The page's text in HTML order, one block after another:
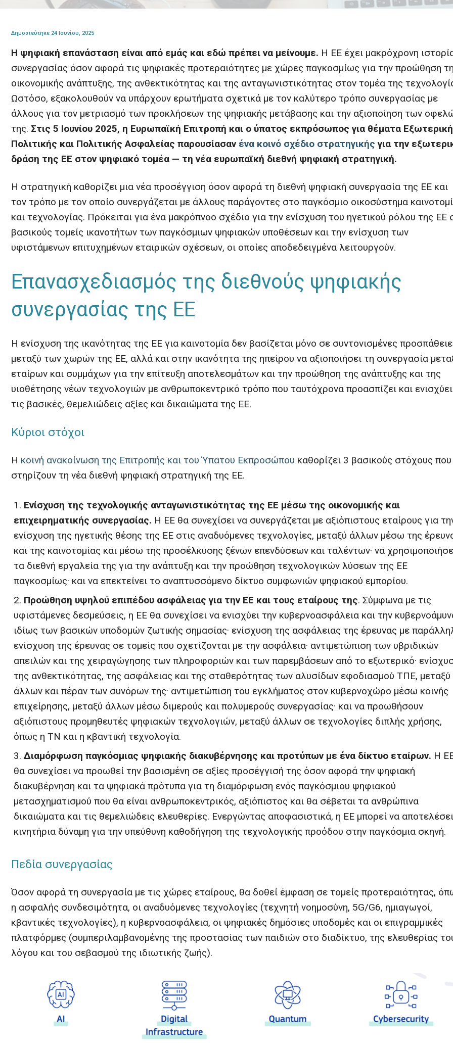
Δημοσιεύτηκε 24 Ιουνίου, 2025
Η ψηφιακή επανάσταση είναι από εμάς και εδώ πρέπει να μείνουμε. Η ΕΕ έχει μακρόχρονη
συνεργασίας όσον αφορά τις ψηφιακές προτεραιότητες με χώρες παγκοσμίως για την προώθηση
οικονομικής ανάπτυξης, της ανθεκτικότητας και της ανταγωνιστικότητας στον τομέα της
Ωστόσο, εξακολουθούν να υπάρχουν ερωτήματα σχετικά με τον καλύτερο τρόπο συνεργασίας με
άλλους για τον μετριασμό των προκλήσεων της ψηφιακής μετάβασης και την αξιοποίηση των
της. Στις 5 Ιουνίου 2025, η Ευρωπαϊκή Επιτροπή και ο ύπατος εκπρόσωπος για θέματα
Πολιτικής και Πολιτικής Ασφαλείας παρουσίασαν ένα κοινό σχέδιο στρατηγικής για την
δράση της ΕΕ στον ψηφιακό τομέα — τη νέα ευρωπαϊκή διεθνή ψηφιακή στρατηγική.
Η στρατηγική καθορίζει μια νέα προσέγγιση όσον αφορά τη διεθνή ψηφιακή συνεργασία της ΕΕ και
τον τρόπο με τον οποίο συνεργάζεται με άλλους παράγοντες στο παγκόσμιο οικοσύστημα
και τεχνολογίας. Πρόκειται για ένα μακρόπνοο σχέδιο για την ενίσχυση του ηγετικού ρόλου της ΕΕ
βασικούς τομείς ικανοτήτων των παγκόσμιων ψηφιακών υποθέσεων και την ενίσχυση των
υφιστάμενων επιτυχημένων εταιρικών σχέσεων, οι οποίες αποδεδειγμένα λειτουργούν.
Επανασχεδιασμός της διεθνούς ψηφιακής
συνεργασίας της ΕΕ
Η ενίσχυση της ικανότητας της ΕΕ για καινοτομία δεν βασίζεται μόνο σε συντονισμένες
μεταξύ των χωρών της ΕΕ, αλλά και στην ικανότητα της ηπείρου να αξιοποιήσει τη συνεργασία
εταίρων και συμμάχων για την επίτευξη αποτελεσμάτων και την προώθηση της ανάπτυξης και της
υιοθέτησης νέων τεχνολογιών με ανθρωποκεντρικό τρόπο που ταυτόχρονα προασπίζει και ενισχύει
τις βασικές, θεμελιώδεις αξίες και δικαιώματα της ΕΕ.
Κύριοι στόχοι
Η κοινή ανακοίνωση της Επιτροπής και του Ύπατου Εκπροσώπου καθορίζει 3 βασικούς στόχους που
στηρίζουν τη νέα διεθνή ψηφιακή στρατηγική της ΕΕ.
Ενίσχυση της τεχνολογικής ανταγωνιστικότητας της ΕΕ μέσω της οικονομικής και
επιχειρηματικής συνεργασίας. Η ΕΕ θα συνεχίσει να συνεργάζεται με αξιόπιστους εταίρους για
ενίσχυση της ηγετικής θέσης της ΕΕ στις αναδυόμενες τεχνολογίες, μεταξύ άλλων μέσω της
και της καινοτομίας και μέσω της προσέλκυσης ξένων επενδύσεων και ταλέντων· να
τα διεθνή εργαλεία της για την ανάπτυξη και την προώθηση τεχνολογικών λύσεων της ΕΕ
παγκοσμίως· και να επεκτείνει το αναπτυσσόμενο δίκτυο συμφωνιών ψηφιακού εμπορίου.
Προώθηση υψηλού επιπέδου ασφάλειας για την ΕΕ και τους εταίρους της. Σύμφωνα με τις
υφιστάμενες δεσμεύσεις, η ΕΕ θα συνεχίσει να ενισχύει την κυβερνοασφάλεια και την
ιδίως των βασικών υποδομών ζωτικής σημασίας· ενίσχυση της ασφάλειας της έρευνας με
ενίσχυση της έρευνας σε τομείς που σχετίζονται με την ασφάλεια· αντιμετώπιση των υβριδικών
απειλών και της χειραγώγησης των πληροφοριών και των παρεμβάσεων από το εξωτερικό·
της ανθεκτικότητας, της ασφάλειας και της σταθερότητας των αλυσίδων εφοδιασμού ΤΠΕ, μεταξύ
άλλων και πέραν των συνόρων της· αντιμετώπιση του εγκλήματος στον κυβερνοχώρο μέσω κοινής
επιχείρησης, μεταξύ άλλων μέσω διμερούς και πολυμερούς συνεργασίας· και να προωθήσουν
αξιόπιστους προμηθευτές ψηφιακών τεχνολογιών, μεταξύ άλλων σε τεχνολογίες διπλής χρήσης,
όπως η ΤΝ και η κβαντική τεχνολογία.
Διαμόρφωση παγκόσμιας ψηφιακής διακυβέρνησης και προτύπων με ένα δίκτυο εταίρων. Η
θα συνεχίσει να προωθεί την βασισμένη σε αξίες προσέγγισή της όσον αφορά την ψηφιακή
διακυβέρνηση και τα ψηφιακά πρότυπα για τη διαμόρφωση ενός παγκόσμιου ψηφιακού
μετασχηματισμού που θα είναι ανθρωποκεντρικός, αξιόπιστος και θα σέβεται τα ανθρώπινα
δικαιώματα και τις θεμελιώδεις ελευθερίες. Ενεργώντας αποφασιστικά, η ΕΕ μπορεί να αποτελέσει
κινητήρια δύναμη για την υπεύθυνη καθοδήγηση της τεχνολογικής προόδου στην παγκόσμια σκηνή.
Πεδία συνεργασίας
Όσον αφορά τη συνεργασία με τις χώρες εταίρους, θα δοθεί έμφαση σε τομείς προτεραιότητας,
η ασφαλής συνδεσιμότητα, οι αναδυόμενες τεχνολογίες (τεχνητή νοημοσύνη, 5G/G6, ημιαγωγοί,
κβαντικές τεχνολογίες), η κυβερνοασφάλεια, οι ψηφιακές δημόσιες υποδομές και οι επιγραμμικές
πλατφόρμες (συμπεριλαμβανομένης της προστασίας των παιδιών στο διαδίκτυο, της ελευθερίας
λόγου και του σεβασμού της ιδιωτικής ζωής).